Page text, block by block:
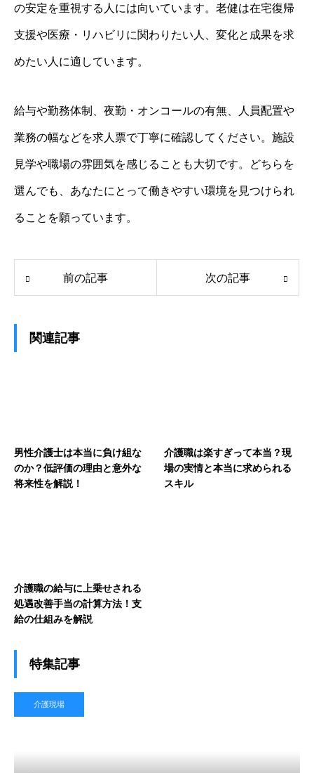
の安定を重視する人には向いています。老健は在宅復帰
支援や医療・リハビリに関わりたい人、変化と成果を求
めたい人に適しています。
給与や勤務体制、夜勤・オンコールの有無、人員配置や
業務の幅などを求人票で丁寧に確認してください。施設
見学や職場の雰囲気を感じることも大切です。どちらを
選んでも、あなたにとって働きやすい環境を見つけられ
ることを願っています。
前の記事 次の記事
関連記事
男性介護士は本当に負け組な
のか？低評価の理由と意外な
将来性を解説！
介護職は楽すぎって本当？現
場の実情と本当に求められる
スキル
介護職の給与に上乗せされる
処遇改善手当の計算方法！支
給の仕組みを解説
特集記事
介護現場